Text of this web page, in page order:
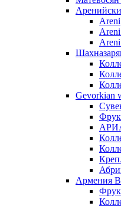
Areni
Gevorkian
Армения